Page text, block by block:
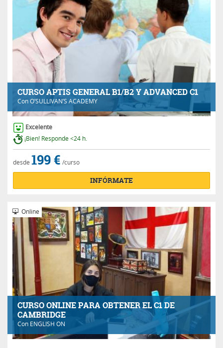
CURSO APTIS GENERAL B1/B2 Y ADVANCED C1
ConO’SULLIVAN’S ACADEMY
Excelente
¡Bien! Responde <24 h.
desde 199 € /curso
INFÓRMATE
CURSO ONLINE PARA OBTENER EL C1 DE
CAMBRIDGE
Con ENGLISH ON
Online